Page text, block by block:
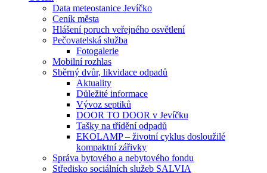
Data meteostanice Jevíčko
Ceník města
Hlášení poruch veřejného osvětlení
Pečovatelská služba
Fotogalerie
Mobilní rozhlas
Sběrný dvůr, likvidace odpadů
Aktuality
Důležité informace
Vývoz septiků
DOOR TO DOOR v Jevíčku
Tašky na třídění odpadů
EKOLAMP – životní cyklus dosloužilé
kompaktní zářivky
Správa bytového a nebytového fondu
Středisko sociálních služeb SALVIA